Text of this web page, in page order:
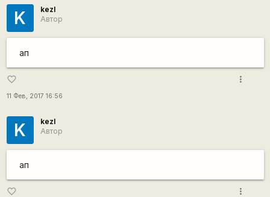
K
kezl
Автор
ап
favorite_border
11 Фев, 2017 16:56
more_vert
K
kezl
Автор
ап
favorite_border more_vert